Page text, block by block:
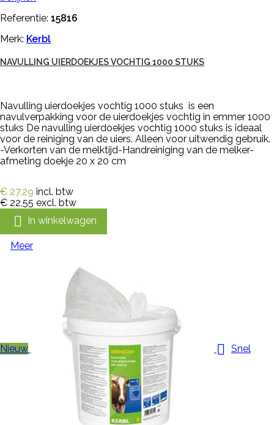
Referentie: 15816
Merk: Kerbl
NAVULLING UIERDOEKJES VOCHTIG 1000 STUKS
Navulling uierdoekjes vochtig 1000 stuks is een
navulverpakking voor de uierdoekjes vochtig in emmer 1000
stuks De navulling uierdoekjes vochtig 1000 stuks is ideaal
voor de reiniging van de uiers. Alleen voor uitwendig gebruik.
-Verkorten van de melktijd-Handreiniging van de melker-
afmeting doekje 20 x 20 cm
€ 27,29 incl. btw
€ 22,55 excl. btw
 In winkelwagen
Meer
Nieuw  Snel